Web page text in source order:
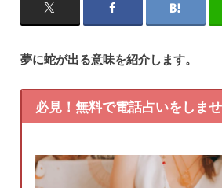
夢に蛇が出る意味を紹介します。
必見！無料で電話占いをしま